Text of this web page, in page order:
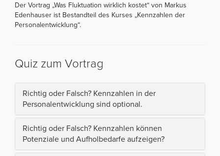
Der Vortrag „Was Fluktuation wirklich kostet“ von Markus
Edenhauser ist Bestandteil des Kurses „Kennzahlen der
Personalentwicklung“.
Quiz zum Vortrag
Richtig oder Falsch? Kennzahlen in der
Personalentwicklung sind optional.
Richtig oder Falsch? Kennzahlen können
Potenziale und Aufholbedarfe aufzeigen?